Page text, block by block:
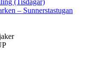
(Tisdagar)
– Sunnerstastugan